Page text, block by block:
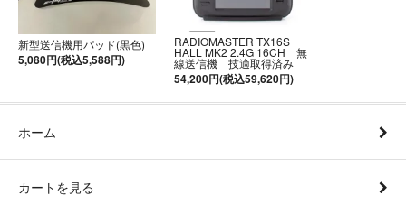
新型送信機用パッド(黒色)
5,080円(税込5,588円)
RADIOMASTER TX16S
HALL MK2 2.4G 16CH 無
線送信機 技適取得済み
54,200円(税込59,620円)
ホーム
カートを見る